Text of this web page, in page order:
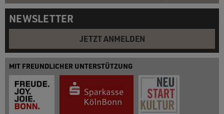
NEWSLETTER
JETZT ANMELDEN
MIT FREUNDLICHER UNTERSTÜTZUNG